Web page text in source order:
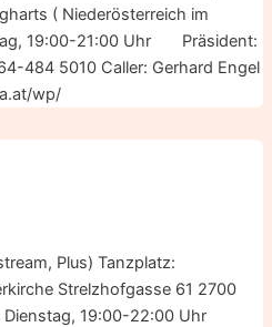
( Niederösterreich im
19:00-21:00 Uhr Präsident:
484 5010 Caller: Gerhard Engel
wp/
Plus) Tanzplatz:
Strelzhofgasse 61 2700
Dienstag, 19:00-22:00 Uhr